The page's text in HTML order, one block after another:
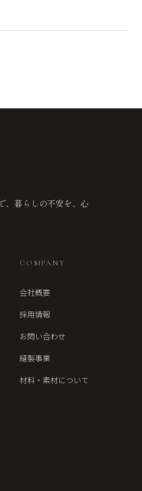
、暮らしの不安を、心
COMPANY
会社概要
採用情報
お問い合わせ
縫製事業
材料・素材について